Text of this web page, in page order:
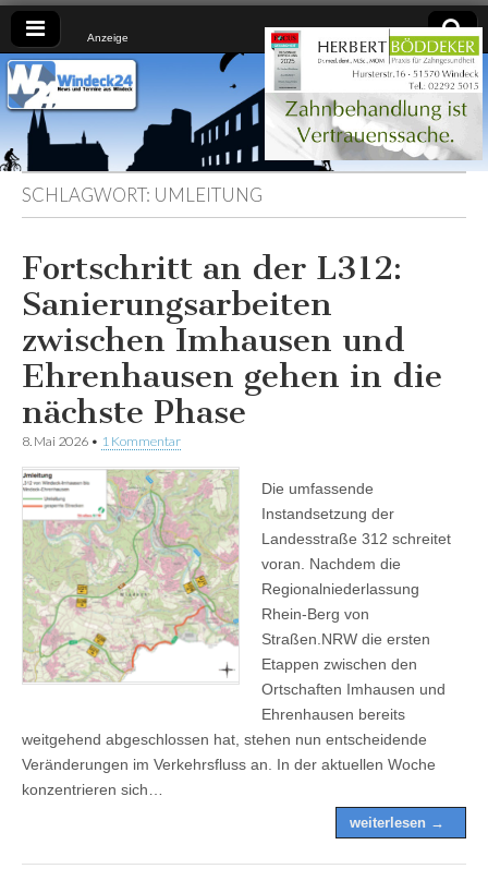
Anzeige
Windeck24
Nachrichten
aus dem
Ländchen
für das
Ländchen
SCHLAGWORT: UMLEITUNG
Fortschritt an der L312:
Sanierungsarbeiten
zwischen Imhausen und
Ehrenhausen gehen in die
nächste Phase
8. Mai 2026 • 1 Kommentar
Die umfassende
Instandsetzung der
Landesstraße 312 schreitet
voran. Nachdem die
Regionalniederlassung
Rhein-Berg von
Straßen.NRW die ersten
Etappen zwischen den
Ortschaften Imhausen und
Ehrenhausen bereits
weitgehend abgeschlossen hat, stehen nun entscheidende
Veränderungen im Verkehrsfluss an. In der aktuellen Woche
konzentrieren sich…
weiterlesen →